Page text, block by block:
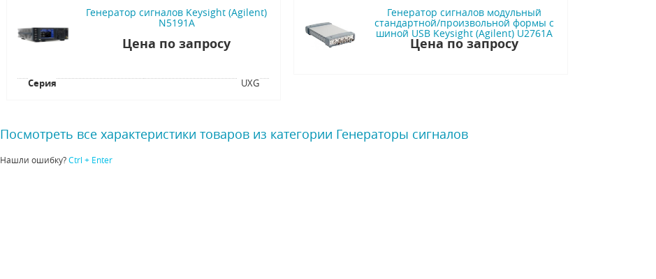
Генератор сигналов Keysight (Agilent)
N5191A
Цена по запросу
Серия UXG
Генератор сигналов модульный
стандартной/произвольной формы с
шиной USB Keysight (Agilent) U2761A
Цена по запросу
Посмотреть все характеристики товаров из категории Генераторы сигналов
Нашли ошибку?Ctrl + Enter